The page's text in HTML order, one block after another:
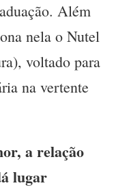
Além
nela o Nutel
voltado para
na vertente
a relação
lugar